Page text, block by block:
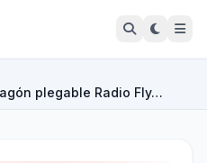
plegable Radio Fly…